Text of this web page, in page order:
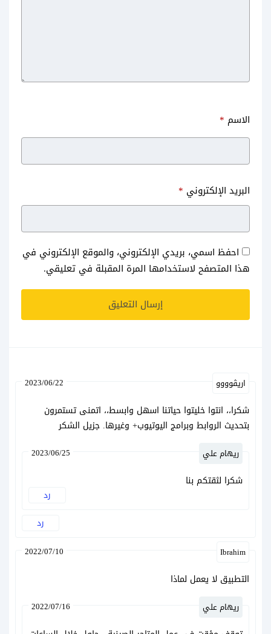
الاسم *
البريد الإلكتروني *
احفظ اسمي، بريدي الإلكتروني، والموقع الإلكتروني في
هذا المتصفح لاستخدامها المرة المقبلة في تعليقي.
اريڤوووو 2023/06/22
شكرا،، انتوا خليتوا حياتنا اسهل وابسط،، اتمنى تستمرون
بتحديث الروابط وبرامج اليوتيوب+ وغيرها. جزيل الشكر
رد
ريهام علي 2023/06/25
شكرا لثقتكم بنا
رد
Ibrahim
2022/07/10
التطبيق لا يعمل لماذا
ريهام علي 2022/07/16